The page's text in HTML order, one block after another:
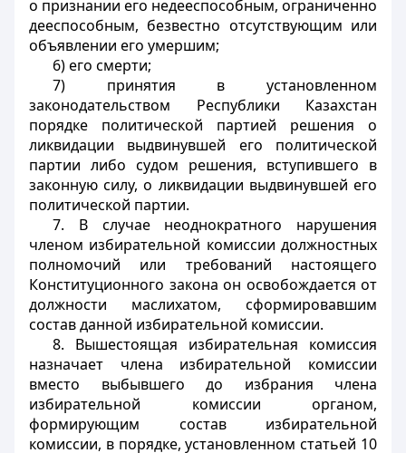
о признании его недееспособным, ограниченно
дееспособным, безвестно отсутствующим или
объявлении его умершим;
6) его смерти;
7) принятия в установленном
законодательством Республики Казахстан
порядке политической партией решения о
ликвидации выдвинувшей его политической
партии либо судом решения, вступившего в
законную силу, о ликвидации выдвинувшей его
политической партии.
7. В случае неоднократного нарушения
членом избирательной комиссии должностных
полномочий или требований настоящего
Конституционного закона он освобождается от
должности маслихатом, сформировавшим
состав данной избирательной комиссии.
8. Вышестоящая избирательная комиссия
назначает члена избирательной комиссии
вместо выбывшего до избрания члена
избирательной комиссии органом,
формирующим состав избирательной
комиссии, в порядке, установленном статьей 10